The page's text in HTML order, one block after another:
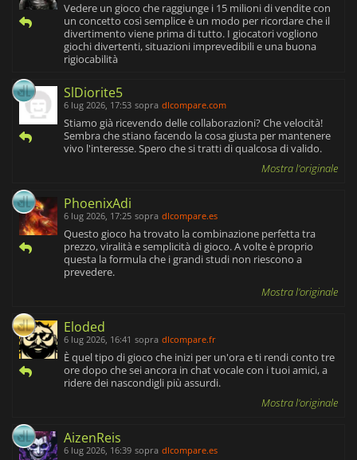
Vedere un gioco che raggiunge i 15 milioni di vendite con
un concetto così semplice è un modo per ricordare che il
divertimento viene prima di tutto. I giocatori vogliono
giochi divertenti, situazioni imprevedibili e una buona
rigiocabilità
SlDiorite5
6 lug 2026, 17:53 sopra dlcompare.com
Stiamo già ricevendo delle collaborazioni? Che velocità!
Sembra che stiano facendo la cosa giusta per mantenere
vivo l'interesse. Spero che si tratti di qualcosa di valido.
Mostra l'originale
PhoenixAdi
6 lug 2026, 17:25 sopra dlcompare.es
Questo gioco ha trovato la combinazione perfetta tra
prezzo, viralità e semplicità di gioco. A volte è proprio
questa la formula che i grandi studi non riescono a
prevedere.
Mostra l'originale
Eloded
6 lug 2026, 16:41 sopra dlcompare.fr
È quel tipo di gioco che inizi per un'ora e ti rendi conto tre
ore dopo che sei ancora in chat vocale con i tuoi amici, a
ridere dei nascondigli più assurdi.
Mostra l'originale
AizenReis
6 lug 2026, 16:39 sopra dlcompare.es